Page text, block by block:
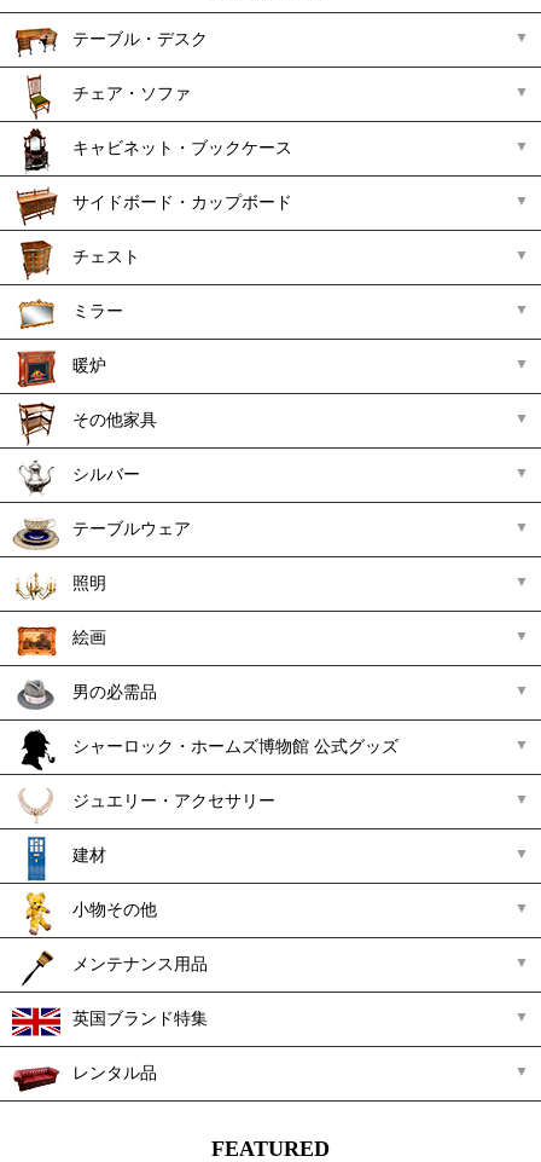
テーブル・デスク
チェア・ソファ
キャビネット・ブックケース
サイドボード・カップボード
チェスト
ミラー
暖炉
その他家具
シルバー
テーブルウェア
照明
絵画
男の必需品
シャーロック・ホームズ博物館 公式グッズ
ジュエリー・アクセサリー
建材
小物その他
メンテナンス用品
英国ブランド特集
レンタル品
FEATURED